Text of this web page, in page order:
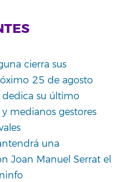
cierra sus
25 de agosto
dedica su último
medianos gestores
una
Joan Manuel Serrat el